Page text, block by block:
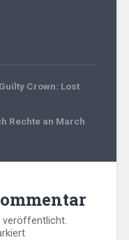
Crown: Lost
Rechte an March
veröffentlicht.